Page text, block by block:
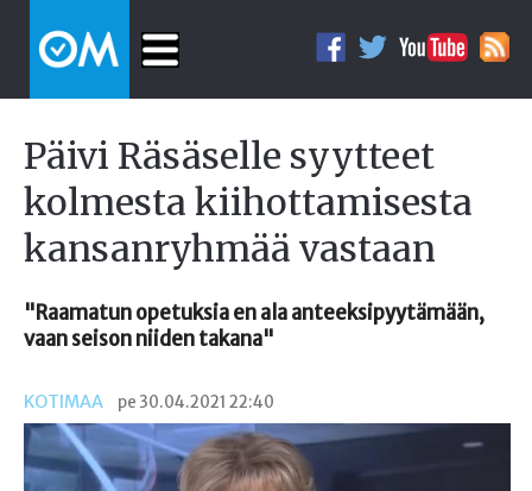
Päivi Räsäselle syytteet
kolmesta kiihottamisesta
kansanryhmää vastaan
"Raamatun opetuksia en ala anteeksipyytämään,
vaan seison niiden takana"
KOTIMAA pe 30.04.2021 22:40